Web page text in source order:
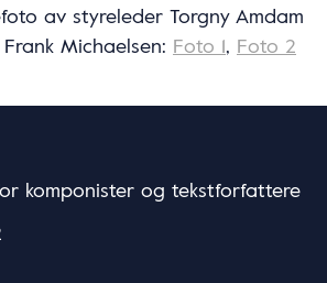
av styreleder Torgny Amdam
Michaelsen: Foto 1, Foto 2
komponister og tekstforfattere